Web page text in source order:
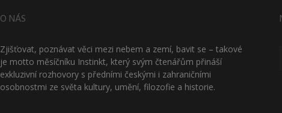
O NÁS
Zjišťovat, poznávat věci mezi nebem a zemí, bavit se – takové
je motto měsíčníku Instinkt, který svým čtenářům přináší
exkluzivní rozhovory s předními českými i zahraničními
osobnostmi ze světa kultury, umění, filozofie a historie.